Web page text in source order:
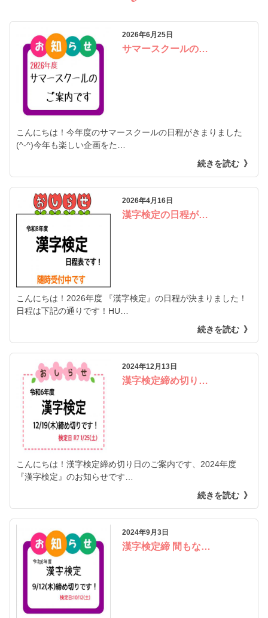
2026年6月25日
サマースクールの…
こんにちは！今年度のサマースクールの日程がきまりました
(^-^)今年も楽しい企画をた…
続きを読む
2026年4月16日
漢字検定の日程が…
こんにちは！2026年度 『漢字検定』の日程が決まりました！
日程は下記の通りです！HU…
続きを読む
2024年12月13日
漢字検定締め切り…
こんにちは！漢字検定締め切り日のご案内です、2024年度
『漢字検定』のお知らせです…
続きを読む
2024年9月3日
漢字検定締 間もな…